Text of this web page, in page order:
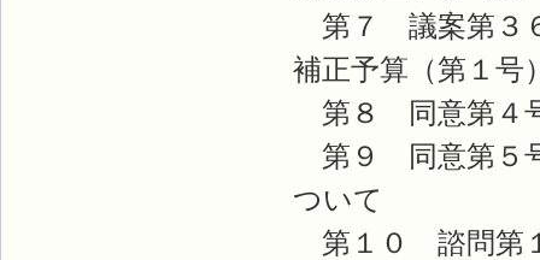
第７ 議案第３
補正予算（第１号
第８ 同意第４
第９ 同意第５
ついて
第１０ 諮問第